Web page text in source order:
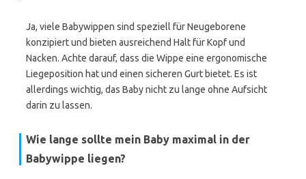
Ja, viele Babywippen sind speziell für Neugeborene
konzipiert und bieten ausreichend Halt für Kopf und
Nacken. Achte darauf, dass die Wippe eine ergonomische
Liegeposition hat und einen sicheren Gurt bietet. Es ist
allerdings wichtig, das Baby nicht zu lange ohne Aufsicht
darin zu lassen.
Wie lange sollte mein Baby maximal in der
Babywippe liegen?